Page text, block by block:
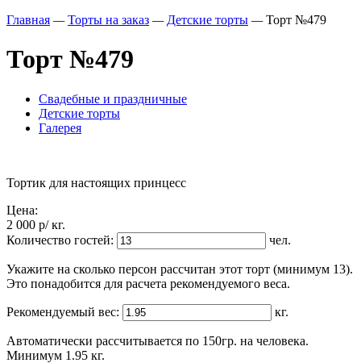
Главная — Торты на заказ — Детские торты — Торт №479
Торт №479
Свадебные и праздничные
Детские торты
Галерея
Тортик для настоящих принцесс
Цена:
2 000 p/ кг.
Количество гостей:
чел.
Укажите на сколько персон рассчитан этот торт (минимум 13).
Это понадобится для расчета рекомендуемого веса.
Рекомендуемый вес: кг.
Автоматически рассчитывается по 150гр. на человека.
Минимум 1.95 кг.